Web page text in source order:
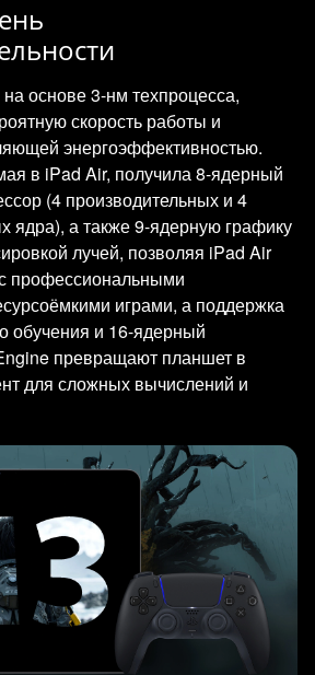
основе 3-нм техпроцесса,
скорость работы и
энергоэффективностью.
в iPad Air, получила 8-ядерный
(4 производительных и 4
ядра), а также 9-ядерную графику
лучей, позволяя iPad Air
профессиональными
играми, а поддержка
обучения и 16-ядерный
превращают планшет в
для сложных вычислений и